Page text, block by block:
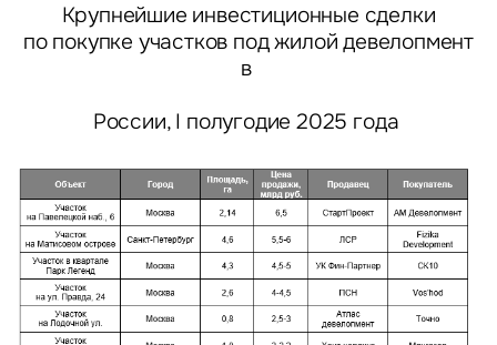
Крупнейшие инвестиционные сделки
по покупке участков под жилой девелопмент
в
России, I полугодие 2025 года